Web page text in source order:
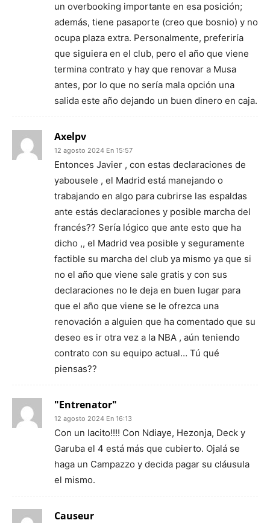
un overbooking importante en esa posición;
además, tiene pasaporte (creo que bosnio) y no
ocupa plaza extra. Personalmente, preferiría
que siguiera en el club, pero el año que viene
termina contrato y hay que renovar a Musa
antes, por lo que no sería mala opción una
salida este año dejando un buen dinero en caja.
Axelpv
12 agosto 2024 En 15:57
Entonces Javier , con estas declaraciones de
yabousele , el Madrid está manejando o
trabajando en algo para cubrirse las espaldas
ante estás declaraciones y posible marcha del
francés?? Sería lógico que ante esto que ha
dicho ,, el Madrid vea posible y seguramente
factible su marcha del club ya mismo ya que si
no el año que viene sale gratis y con sus
declaraciones no le deja en buen lugar para
que el año que viene se le ofrezca una
renovación a alguien que ha comentado que su
deseo es ir otra vez a la NBA , aún teniendo
contrato con su equipo actual… Tú qué
piensas??
"Entrenator"
12 agosto 2024 En 16:13
Con un lacito!!!! Con Ndiaye, Hezonja, Deck y
Garuba el 4 está más que cubierto. Ojalá se
haga un Campazzo y decida pagar su cláusula
el mismo.
Causeur